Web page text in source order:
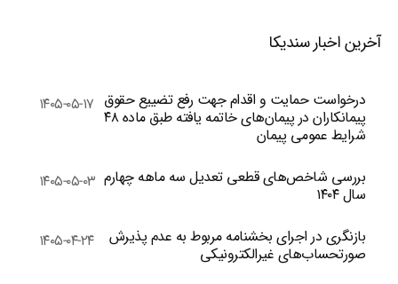
آخرین اخبار سندیکا
درخواست حمایت و اقدام جهت رفع تضییع حقوق
پیمانکاران در پیمان‌های خاتمه یافته طبق ماده ۴۸
شرایط عمومی پیمان
۱۴۰۵-۰۵-۱۷
بررسی شاخص‌های قطعی تعدیل سه ماهه چهارم
سال ۱۴۰۴
۱۴۰۵-۰۵-۰۳
بازنگری در اجرای بخشنامه مربوط به عدم پذیرش
صورتحساب‌های غیرالکترونیکی
۱۴۰۵-۰۴-۲۴